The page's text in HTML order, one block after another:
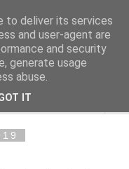
to deliver its services
and user-agent are
and security
generate usage
abuse.
IT